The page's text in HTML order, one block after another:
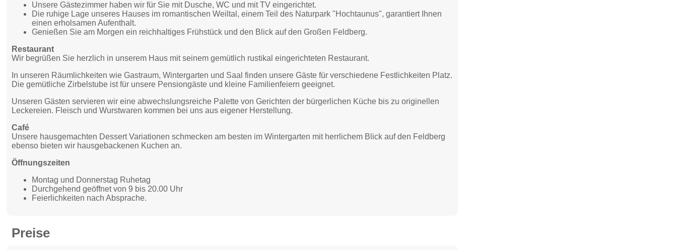
Unsere Gästezimmer haben wir für Sie mit Dusche, WC und mit TV eingerichtet.
Die ruhige Lage unseres Hauses im romantischen Weiltal, einem Teil des Naturpark "Hochtaunus", garantiert Ihnen
einen erholsamen Aufenthalt.
Genießen Sie am Morgen ein reichhaltiges Frühstück und den Blick auf den Großen Feldberg.
Restaurant
Wir begrüßen Sie herzlich in unserem Haus mit seinem gemütlich rustikal eingerichteten Restaurant.
In unseren Räumlichkeiten wie Gastraum, Wintergarten und Saal finden unsere Gäste für verschiedene Festlichkeiten Platz.
Die gemütliche Zirbelstube ist für unsere Pensiongäste und kleine Familienfeiern geeignet.
Unseren Gästen servieren wir eine abwechslungsreiche Palette von Gerichten der bürgerlichen Küche bis zu originellen
Leckereien. Fleisch und Wurstwaren kommen bei uns aus eigener Herstellung.
Café
Unsere hausgemachten Dessert Variationen schmecken am besten im Wintergarten mit herrlichem Blick auf den Feldberg
ebenso bieten wir hausgebackenen Kuchen an.
Öffnungszeiten
Montag und Donnerstag Ruhetag
Durchgehend geöffnet von 9 bis 20.00 Uhr
Feierlichkeiten nach Absprache.
Preise